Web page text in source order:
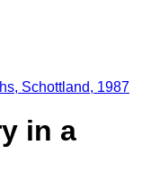
in a